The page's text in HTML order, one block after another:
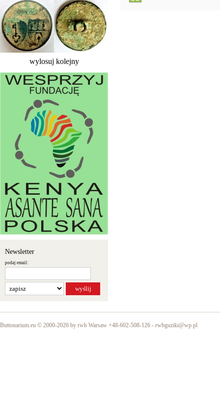
wylosuj kolejny
Newsletter
podaj email:
Buttonarium.eu © 2000-2026 by rwb Warsaw +48-602-508-126 - rwbguziki@wp.pl